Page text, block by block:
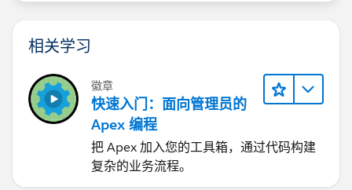
相关学习
徽章
快速入门：面向管理员的
Apex 编程
把 Apex 加入您的工具箱，通过代码构建
复杂的业务流程。